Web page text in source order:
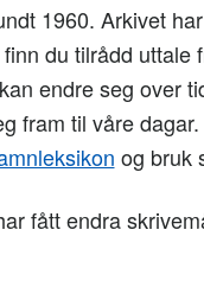
1960. Arkivet
du tilrådd uttale
endre seg over
fram til våre
og bruk
fått endra